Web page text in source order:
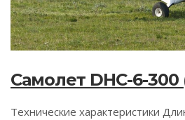
Самолет DHC-6-
Технические характеристики